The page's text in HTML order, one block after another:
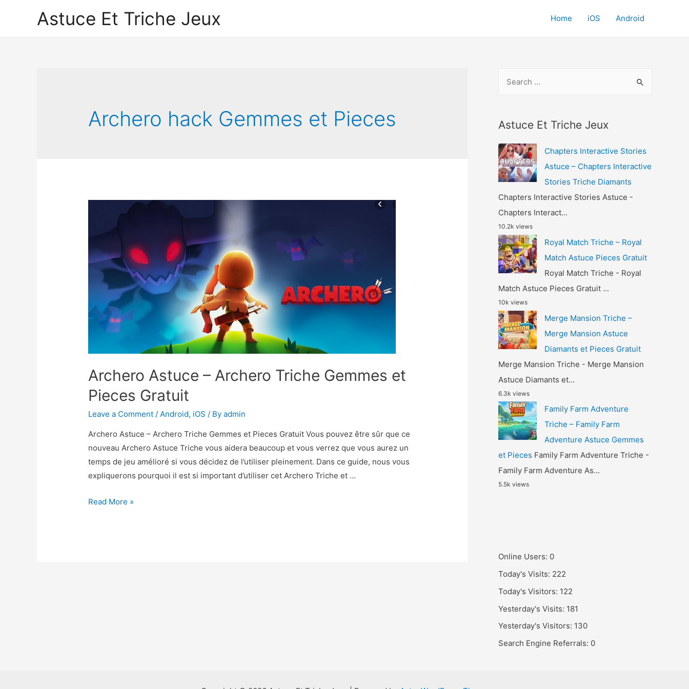
Astuce Et Triche Jeux Home iOS Android
Archero hack Gemmes et Pieces
Archero Astuce – Archero Triche Gemmes et
Pieces Gratuit
Leave a Comment / Android, iOS / Byadmin
Archero Astuce – Archero Triche Gemmes et Pieces Gratuit Vous pouvez être sûr que ce
nouveau Archero Astuce Triche vous aidera beaucoup et vous verrez que vous aurez un
temps de jeu amélioré si vous décidez de l’utiliser pleinement. Dans ce guide, nous vous
expliquerons pourquoi il est si important d’utiliser cet Archero Triche et …
Archero
Read More »
r
h
f
o
r
:
Astuce Et Triche Jeux
Chapters Interactive Stories
Astuce – Chapters Interactive
Stories Triche Diamants
Chapters Interactive Stories Astuce -
Chapters Interact...
10.2k views
Royal Match Triche – Royal
Match Astuce Pieces Gratuit
Royal Match Triche - Royal
Match Astuce Pieces Gratuit ...
10k views
Merge Mansion Triche –
Merge Mansion Astuce
Diamants et Pieces Gratuit
Merge Mansion Triche - Merge Mansion
Astuce Diamants et...
6.3k views
Family Farm Adventure
Triche – Family Farm
Adventure Astuce Gemmes
et Pieces Family Farm Adventure Triche -
Family Farm Adventure As...
5.5k views
Online Users: 0
Today's Visits: 222
Today's Visitors: 122
Yesterday's Visits: 181
Yesterday's Visitors: 130
Search Engine Referrals: 0